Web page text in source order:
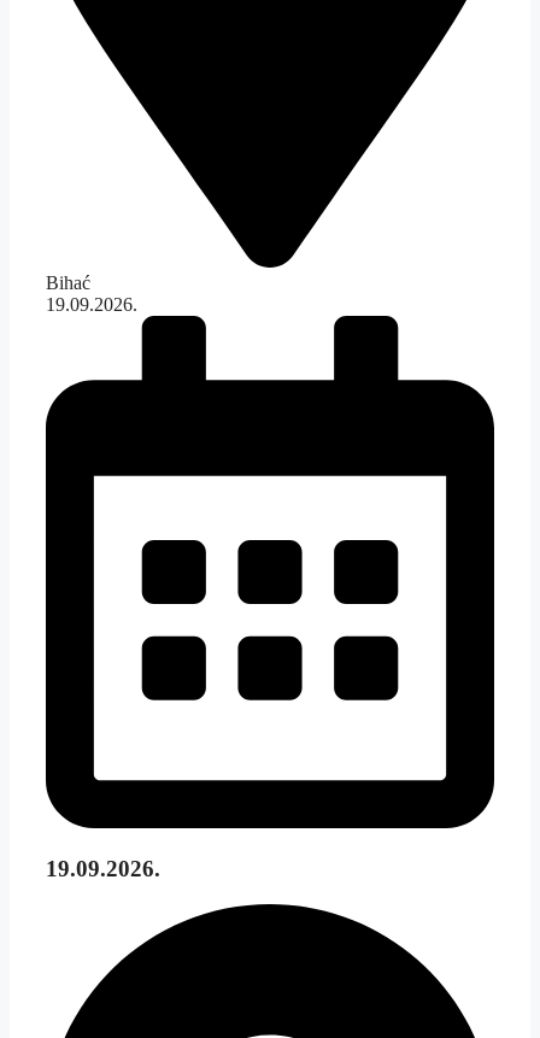
Bihać
19.09.2026.
19.09.2026.